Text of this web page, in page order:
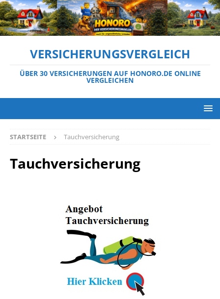
VERSICHERUNGSVERGLEICH
ÜBER 30 VERSICHERUNGEN AUF HONORO.DE ONLINE
VERGLEICHEN
STARTSEITE Tauchversicherung
Tauchversicherung